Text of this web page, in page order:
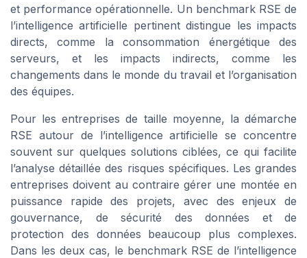
et performance opérationnelle. Un benchmark RSE de
l’intelligence artificielle pertinent distingue les impacts
directs, comme la consommation énergétique des
serveurs, et les impacts indirects, comme les
changements dans le monde du travail et l’organisation
des équipes.
Pour les entreprises de taille moyenne, la démarche
RSE autour de l’intelligence artificielle se concentre
souvent sur quelques solutions ciblées, ce qui facilite
l’analyse détaillée des risques spécifiques. Les grandes
entreprises doivent au contraire gérer une montée en
puissance rapide des projets, avec des enjeux de
gouvernance, de sécurité des données et de
protection des données beaucoup plus complexes.
Dans les deux cas, le benchmark RSE de l’intelligence